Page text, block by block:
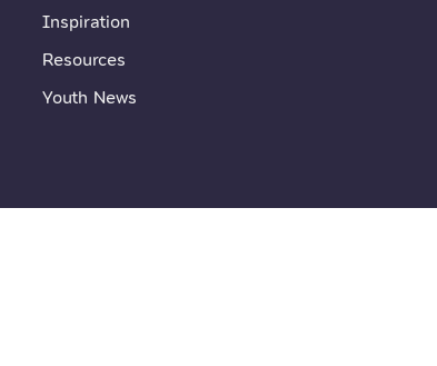
Inspiration
Resources
Youth News